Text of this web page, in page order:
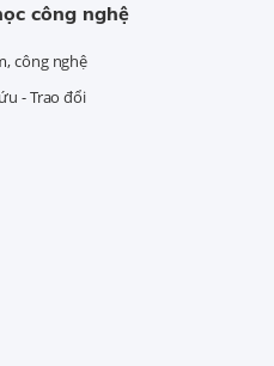
công nghệ
công nghệ
- Trao đổi